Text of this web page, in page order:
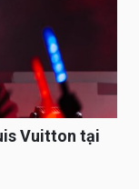
Vuitton tại